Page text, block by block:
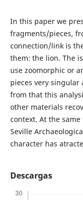
In this paper we
fragments/pieces,
connection/link is
them: the lion. The
use zoomorphic or
pieces very
from that this
other materials
context. At the
Seville
character has
Descargas